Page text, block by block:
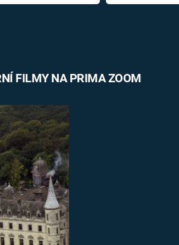
FILMY NA PRIMA ZOOM